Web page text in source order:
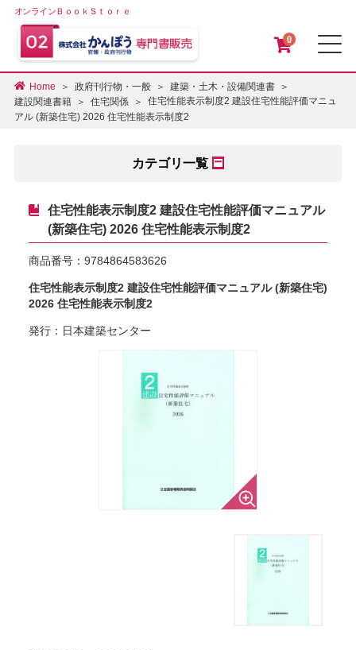
オンラインＢｏｏｋＳｔｏｒｅ
0
Home 政府刊行物・一般
建築・土木・設備関連書
建設関連書籍
住宅関係
住宅性能表示制度2 建設住宅性能評価マニュ
アル (新築住宅) 2026 住宅性能表示制度2
カテゴリ一覧
住宅性能表示制度2 建設住宅性能評価マニュアル
(新築住宅) 2026 住宅性能表示制度2
商品番号： 9784864583626
住宅性能表示制度2 建設住宅性能評価マニュアル (新築住宅)
2026 住宅性能表示制度2
発行：日本建築センター